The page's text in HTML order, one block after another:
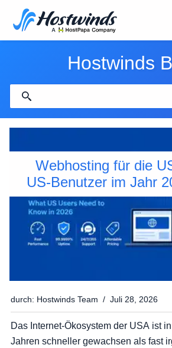
Hostwinds
Webhosting für die
US-Benutzer im Jahr
müssen
durch: Hostwinds Team / Juli 28, 2026
Das Internet-Ökosystem der USA ist
Jahren schneller gewachsen als fast